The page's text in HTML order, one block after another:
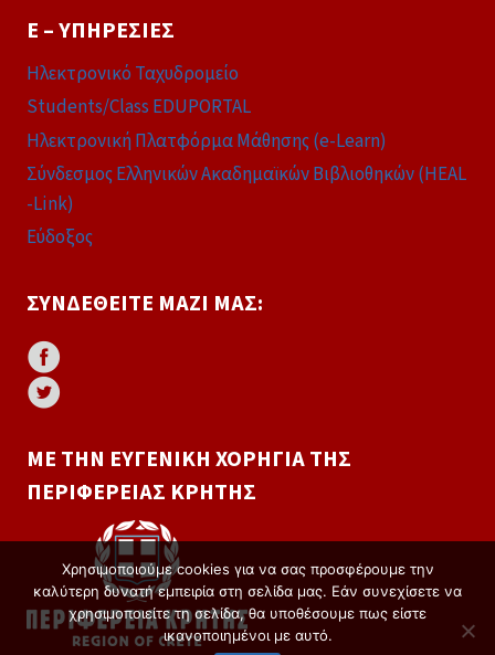
E – ΥΠΗΡΕΣΊΕΣ
Ηλεκτρονικό Ταχυδρομείο
Students/Class EDUPORTAL
Ηλεκτρονική Πλατφόρμα Μάθησης (e-Learn)
Σύνδεσμος Ελληνικών Ακαδημαϊκών Βιβλιοθηκών (HEAL
-Link)
Εύδοξος
ΣΥΝΔΕΘΕΊΤΕ ΜΑΖΊ ΜΑΣ:
ΜΕ ΤΗΝ ΕΥΓΕΝΙΚΉ ΧΟΡΗΓΊΑ ΤΗΣ
ΠΕΡΙΦΈΡΕΙΑΣ ΚΡΉΤΗΣ
Χρησιμοποιούμε cookies για να σας προσφέρουμε την
καλύτερη δυνατή εμπειρία στη σελίδα μας. Εάν συνεχίσετε να
χρησιμοποιείτε τη σελίδα, θα υποθέσουμε πως είστε
ικανοποιημένοι με αυτό.